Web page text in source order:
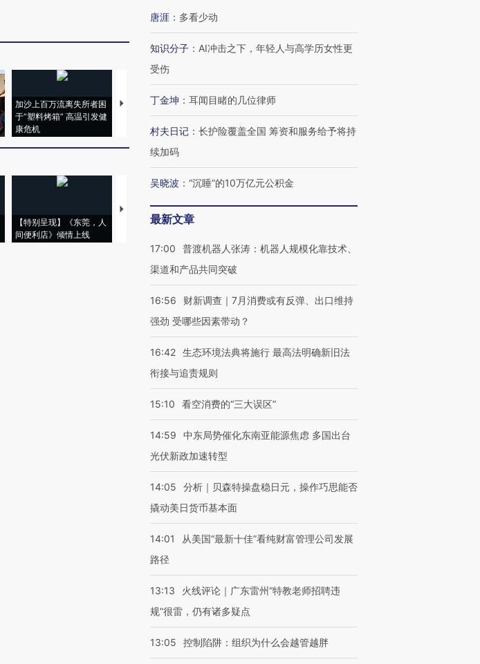
加沙上百万流离失所者困
于“塑料烤箱” 高温引发健
康危机
马航飞行员跨国走私7万
粒摇头丸 尿检体内含3种
视线｜HYROX的吸金
术：是什么让中产们甘
心“花钱找虐”？
泽连斯基密集出访美英 索
要防空导弹“救急”
【特别呈现】《东莞，人
间便利店》倾情上线
【推广】走进第四届链博
会，让数智科技“链”接产
【商旅对话】华住集团
唐涯 ： 多看少动
知识分子 ： AI冲击之下，年轻人与高学历女性更
受伤
丁金坤 ： 耳闻目睹的几位律师
村夫日记 ： 长护险覆盖全国 筹资和服务给予将持
续加码
吴晓波 ： “沉睡”的10万亿元公积金
最新文章
17:00
普渡机器人张涛：机器人规模化靠技术、
渠道和产品共同突破
16:56
财新调查｜7月消费或有反弹、出口维持
强劲 受哪些因素带动？
16:42 生态环境法典将施行 最高法明确新旧法
衔接与追责规则
15:10 看空消费的“三大误区”
14:59
中东局势催化东南亚能源焦虑 多国出台
光伏新政加速转型
14:05
分析｜贝森特操盘稳日元，操作巧思能否
撬动美日货币基本面
14:01
从美国“最新十佳”看纯财富管理公司发展
路径
13:13
火线评论｜广东雷州“特教老师招聘违
规”很雷，仍有诸多疑点
13:05 控制陷阱：组织为什么会越管越胖